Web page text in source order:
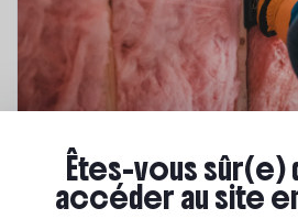
Compétences & formations
Top 8 des formations en
Êtes-vous sûr(e)
accéder au site